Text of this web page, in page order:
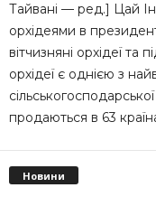
Тайвані — ред.] Цай
орхідеями в
вітчизняні орхідеї та
орхідеї є однією з
продаються в 63
Новини